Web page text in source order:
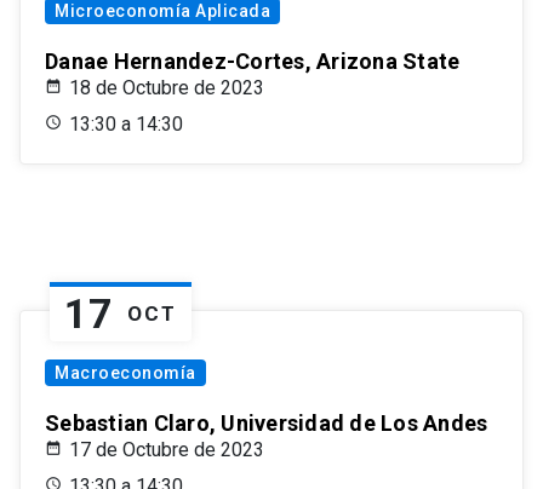
Microeconomía Aplicada
Danae Hernandez-Cortes, Arizona State
18 de Octubre de 2023
13:30 a 14:30
17 OCT
Macroeconomía
Sebastian Claro, Universidad de Los Andes
17 de Octubre de 2023